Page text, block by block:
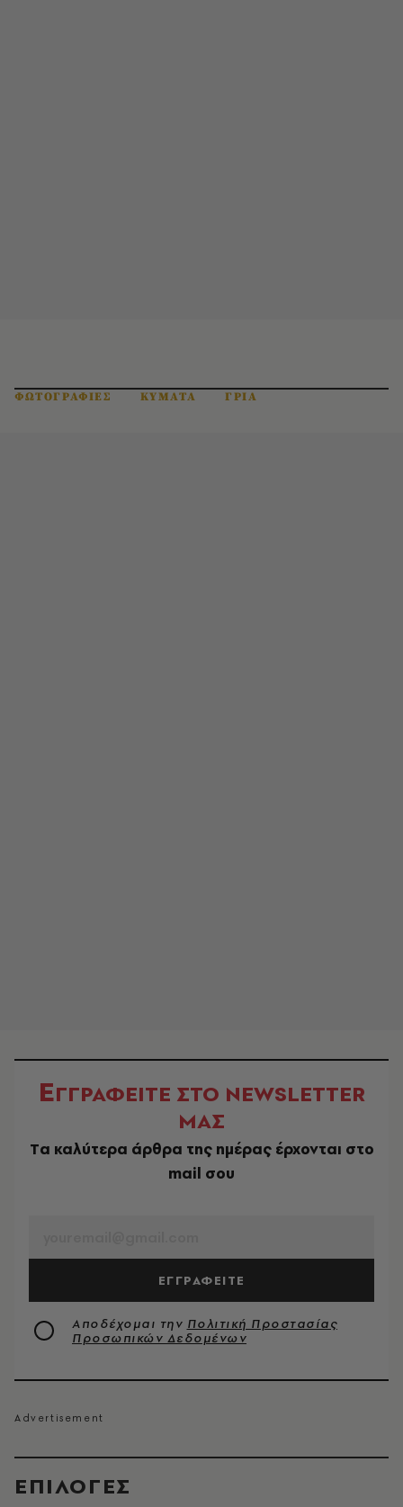
EΠΙΛΟΓΈΣ
ΦΩΤΟΓΡΑΦΙΕΣ ΚΥΜΑΤΑ ΓΡΙΑ
ΕΓΓΡΑΦΕΙΤΕ ΣΤΟ NEWSLETTER
ΜΑΣ
Tα καλύτερα άρθρα της ημέρας έρχονται στο
mail σου
ΕΓΓΡΑΦΕΙΤΕ
Αποδέχομαι την Πολιτική Προστασίας
Προσωπικών Δεδομένων